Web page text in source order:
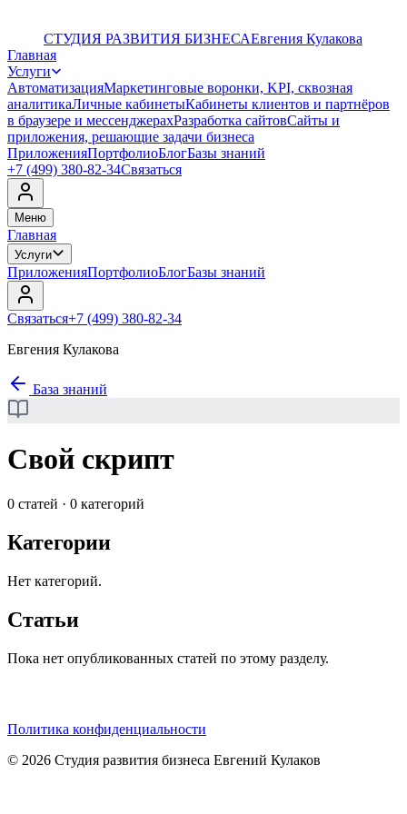
СТУДИЯ РАЗВИТИЯ БИЗНЕСАЕвгения Кулакова
Главная
Услуги
АвтоматизацияМаркетинговые воронки, KPI, сквозная
аналитикаЛичные кабинетыКабинеты клиентов и партнёров
в браузере и мессенджерахРазработка сайтовСайты и
приложения, решающие задачи бизнеса
ПриложенияПортфолиоБлогБазы знаний
+7 (499) 380-82-34Связаться
Меню
Главная
Услуги
ПриложенияПортфолиоБлогБазы знаний
Связаться+7 (499) 380-82-34
Евгения Кулакова
База знаний
Свой скрипт
0 статей · 0 категорий
Категории
Нет категорий.
Статьи
Пока нет опубликованных статей по этому разделу.
Политика конфиденциальности
© 2026 Студия развития бизнеса Евгений Кулаков